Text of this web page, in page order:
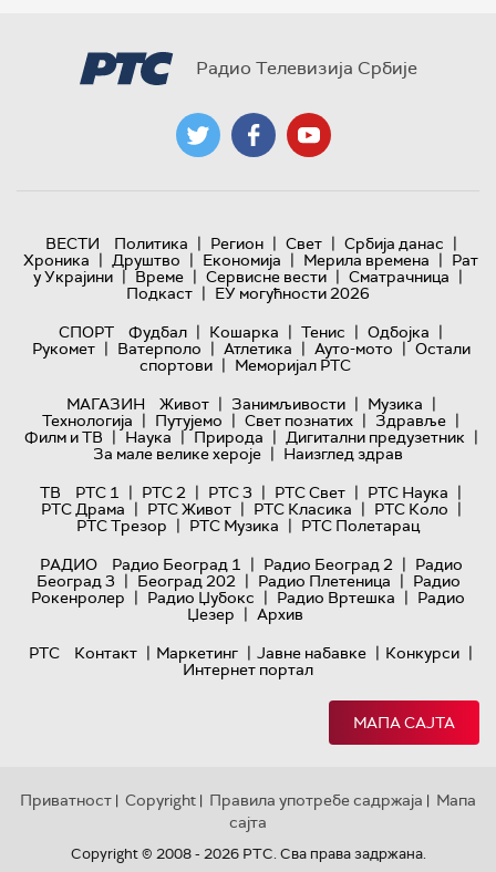
Радио Телевизија Србије
ВЕСТИ Политика | Регион | Свет | Србија данас |
Хроника | Друштво | Економија | Мерила времена | Рат
у Украјини | Време | Сервисне вести | Сматрачница |
Подкаст | ЕУ могућности 2026
СПОРТ
Фудбал | Кошарка | Тенис | Одбојка |
Рукомет | Ватерполо | Атлетика | Ауто-мото | Остали
спортови | Меморијал РТС
МАГАЗИН
Живот | Занимљивости | Музика |
Технологијa | Путујемо | Свет познатих | Здравље |
Филм и ТВ | Наука | Природа | Дигитални предузетник |
За мале велике хероје | Наизглед здрав
ТВ
РТС 1 | РТС 2 | РТС 3 | РТС Свет | РТС Наука |
РТС Драма | РТС Живот | РТС Класика | РТС Коло |
РТС Трезор | РТС Музика | РТС Полетарац
РАДИО
Радио Београд 1 | Радио Београд 2 | Радио
Београд 3 | Београд 202 | Радио Плетеница | Радио
Рокенролер | Радио Џубокс | Радио Вртешка | Радио
Џезер | Архив
РТС
Контакт | Маркетинг | Јавне набавке | Конкурси |
Интернет портал
МАПА САЈТА
Приватност | Copyright | Правила употребе садржаја | Мапа
сајта
Copyright © 2008 - 2026 РТС. Сва права задржана.